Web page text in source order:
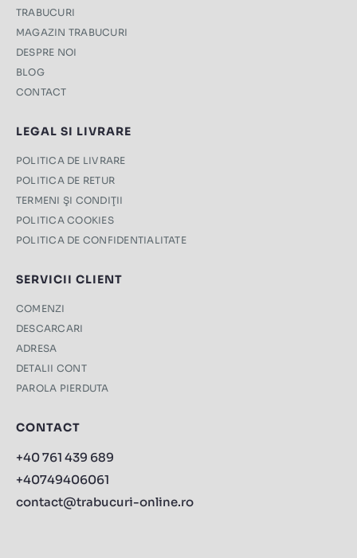
TRABUCURI
MAGAZIN TRABUCURI
DESPRE NOI
BLOG
CONTACT
LEGAL SI LIVRARE
POLITICA DE LIVRARE
POLITICA DE RETUR
TERMENI ŞI CONDIŢII
POLITICA COOKIES
POLITICA DE CONFIDENTIALITATE
SERVICII CLIENT
COMENZI
DESCARCARI
ADRESA
DETALII CONT
PAROLA PIERDUTA
CONTACT
+40 761 439 689
+40749406061
contact@trabucuri-online.ro